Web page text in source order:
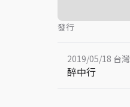
發行
2019/05/18 台灣
醉中行